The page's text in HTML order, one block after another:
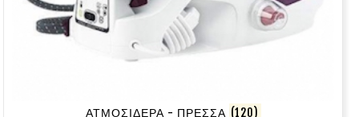
ΑΤΜΟΣΙΔΕΡΑ - ΠΡΕΣΣΑ (120)